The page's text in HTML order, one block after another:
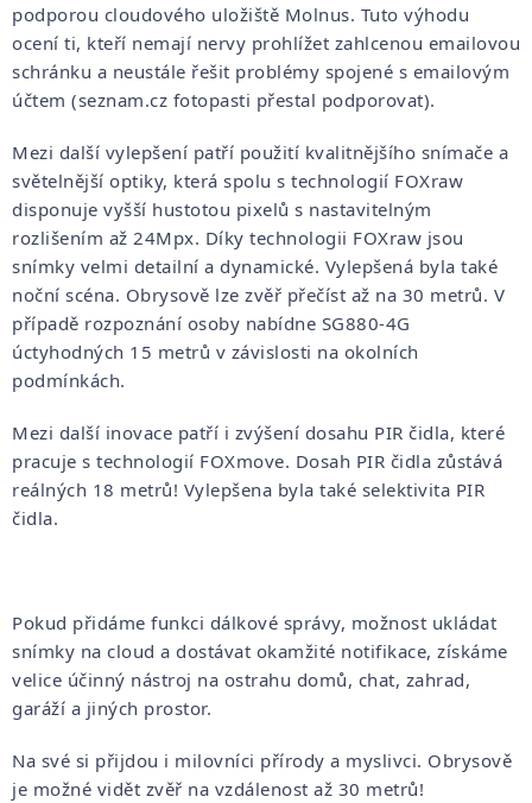
podporou cloudového uložiště Molnus. Tuto výhodu
ocení ti, kteří nemají nervy prohlížet zahlcenou emailovou
schránku a neustále řešit problémy spojené s emailovým
účtem (seznam.cz fotopasti přestal podporovat).
Mezi další vylepšení patří použití kvalitnějšího snímače a
světelnější optiky, která spolu s technologií FOXraw
disponuje vyšší hustotou pixelů s nastavitelným
rozlišením až 24Mpx. Díky technologii FOXraw jsou
snímky velmi detailní a dynamické. Vylepšená byla také
noční scéna. Obrysově lze zvěř přečíst až na 30 metrů. V
případě rozpoznání osoby nabídne SG880-4G
úctyhodných 15 metrů v závislosti na okolních
podmínkách.
Mezi další inovace patří i zvýšení dosahu PIR čidla, které
pracuje s technologií FOXmove. Dosah PIR čidla zůstává
reálných 18 metrů! Vylepšena byla také selektivita PIR
čidla.
Pokud přidáme funkci dálkové správy, možnost ukládat
snímky na cloud a dostávat okamžité notifikace, získáme
velice účinný nástroj na ostrahu domů, chat, zahrad,
garáží a jiných prostor.
Na své si přijdou i milovníci přírody a myslivci. Obrysově
je možné vidět zvěř na vzdálenost až 30 metrů!